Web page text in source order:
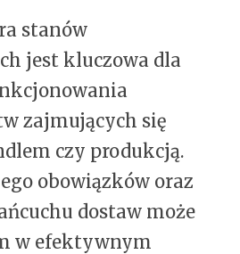
stanów
jest kluczowa dla
zajmujących się
czy produkcją.
obowiązków oraz
dostaw może
w efektywnym